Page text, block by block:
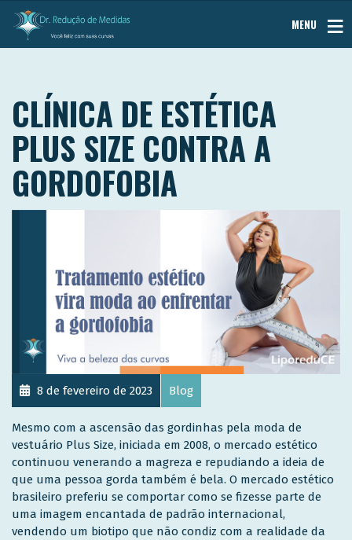
MENU
CLÍNICA DE ESTÉTICA
PLUS SIZE CONTRA A
GORDOFOBIA
8 de fevereiro de 2023 Blog
Mesmo com a ascensão das gordinhas pela moda de
vestuário Plus Size, iniciada em 2008, o mercado estético
continuou venerando a magreza e repudiando a ideia de
que uma pessoa gorda também é bela. O mercado estético
brasileiro preferiu se comportar como se fizesse parte de
uma imagem encantada de padrão internacional,
vendendo um biotipo que não condiz com a realidade da